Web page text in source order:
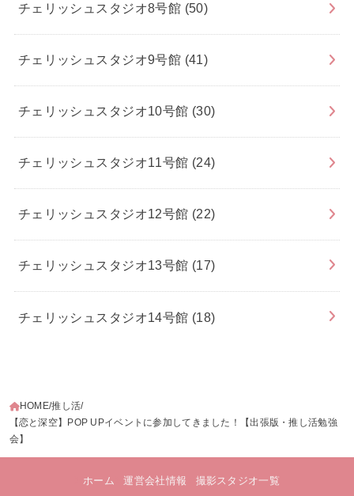
チェリッシュスタジオ8号館 (50)
チェリッシュスタジオ9号館 (41)
チェリッシュスタジオ10号館 (30)
チェリッシュスタジオ11号館 (24)
チェリッシュスタジオ12号館 (22)
チェリッシュスタジオ13号館 (17)
チェリッシュスタジオ14号館 (18)
HOME 推し活
【恋と深空】POP UPイベントに参加してきました！【出張版・推し活勉強
会】
ホーム 運営会社情報 撮影スタジオ一覧